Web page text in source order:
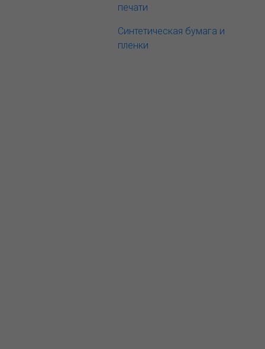
печати
Синтетическая бумага и
пленки